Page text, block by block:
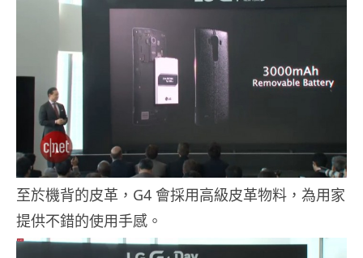
至於機背的皮革，G4 會採用高級皮革物料，為用家
提供不錯的使用手感。